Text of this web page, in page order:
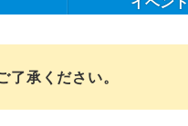
承ください。